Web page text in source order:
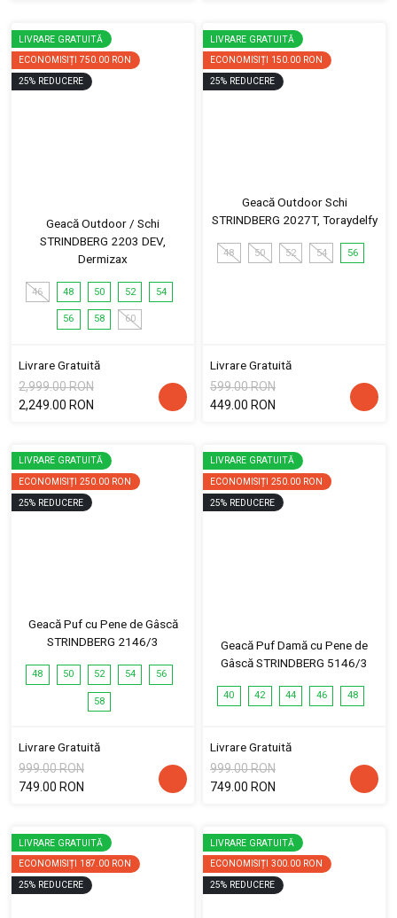
LIVRARE GRATUITĂ
ECONOMISIȚI 750.00 RON
25% REDUCERE
Geacă Outdoor / Schi
STRINDBERG 2203 DEV,
Dermizax
46 48 50 52 54
56 58 60
Livrare Gratuită
2,999.00 RON
2,249.00 RON
LIVRARE GRATUITĂ
ECONOMISIȚI 150.00 RON
25% REDUCERE
Geacă Outdoor Schi
STRINDBERG 2027T, Toraydelfy
48 50 52 54 56
Livrare Gratuită
599.00 RON
449.00 RON
LIVRARE GRATUITĂ
ECONOMISIȚI 250.00 RON
25% REDUCERE
Geacă Puf cu Pene de Gâscă
STRINDBERG 2146/3
48 50 52 54 56
58
Livrare Gratuită
999.00 RON
749.00 RON
LIVRARE GRATUITĂ
ECONOMISIȚI 250.00 RON
25% REDUCERE
Geacă Puf Damă cu Pene de
Gâscă STRINDBERG 5146/3
40 42 44 46 48
Livrare Gratuită
999.00 RON
749.00 RON
LIVRARE GRATUITĂ
ECONOMISIȚI 187.00 RON
25% REDUCERE
LIVRARE GRATUITĂ
ECONOMISIȚI 300.00 RON
25% REDUCERE